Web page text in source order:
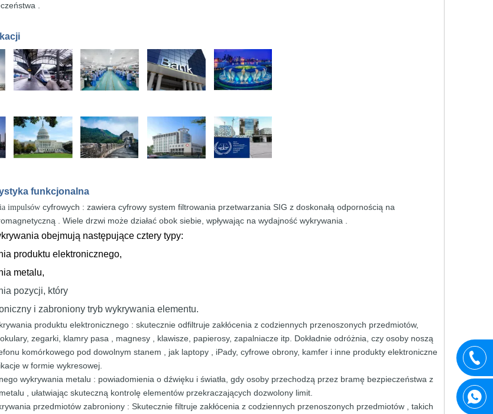
.
funkcjonalna
impulsów cyfrowych : zawiera cyfrowy system filtrowania przetwarzania SIG z doskonałą odpornością na
Wiele drzwi może działać obok siebie, wpływając na wydajność wykrywania
obejmują następujące cztery typy:
produktu elektronicznego,
metalu,
pozycji, który
i zabroniony tryb wykrywania elementu.
produktuelektronicznego :skutecznie odfiltrujezakłócenia z codziennych przenoszonych przedmiotów,
okulary, zegarki, klamry pasa , magnesy , klawisze, papierosy, zapalniacze itp. Dokładnie odróżnia, czy osoby noszą
komórkowego pod dowolnym stanem jak laptopy iPady, cyfrowe obrony, kamfer i inne produkty elektroniczne
w formie wykresowej.
wykrywania metalu : powiadomienia o dźwięku i światła, gdy osoby przechodzą przez bramę bezpieczeństwa z
metalu , ułatwiając skuteczną kontrolę elementów przekraczających dozwolony limit.
przedmiotów zabroniony : Skutecznie filtruje zakłócenia z codziennych przenoszonych przedmiotów
takich